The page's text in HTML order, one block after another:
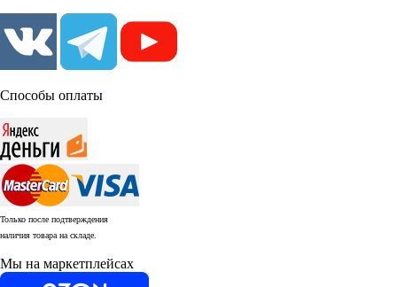
Способы оплаты
Только после подтверждения
наличия товара на складе.
Мы на маркетплейсах